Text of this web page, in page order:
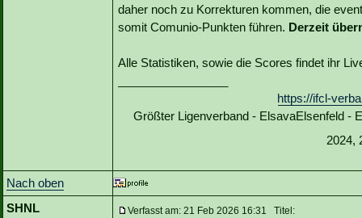
daher noch zu Korrekturen kommen, die
somit Comunio-Punkten führen. Derzeit
Alle Statistiken, sowie die Scores findet ihr
https://ifcl-
Größter Ligenverband - ElsavaElsenfeld -
2024,
Nach oben
SHNL
Verfasst am: 21 Feb 2026 16:31 Titel: